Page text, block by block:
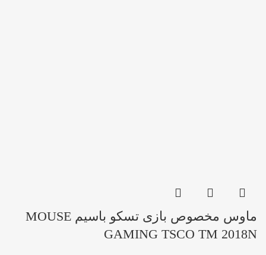
ماوس مخصوص بازی تسکو باسیم MOUSE
GAMING TSCO TM 2018N